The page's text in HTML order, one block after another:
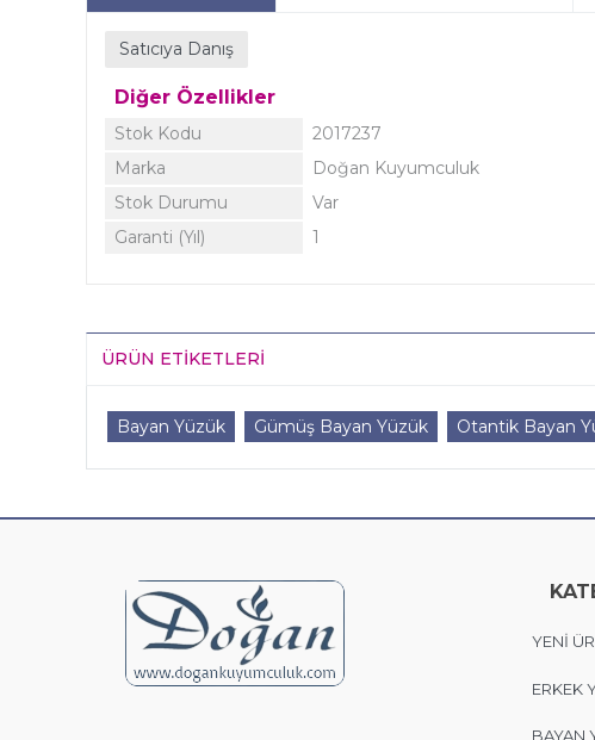
Satıcıya Danış
Diğer Özellikler
Stok Kodu
2017237
Marka
Doğan Kuyumculuk
Stok Durumu
Var
Garanti (Yıl)
1
ÜRÜN ETIKETLERI
Bayan Yüzük Gümüş Bayan Yüzük Otantik Bayan
YENİ
ERKEK
BAYAN